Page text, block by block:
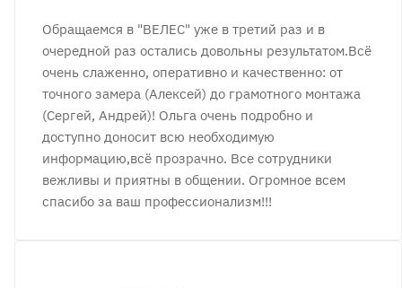
Обращаемся в "ВЕЛЕС" уже в третий раз и в
очередной раз остались довольны результатом.Всё
очень слаженно, оперативно и качественно: от
точного замера (Алексей) до грамотного монтажа
(Сергей, Андрей)! Ольга очень подробно и
доступно доносит всю необходимую
информацию,всё прозрачно. Все сотрудники
вежливы и приятны в общении. Огромное всем
спасибо за ваш профессионализм!!!